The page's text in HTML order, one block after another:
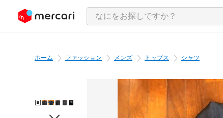
ツにスキップ
ホーム ファッション メンズ トップス シャツ